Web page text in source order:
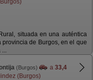
situada en una auténtica
provincia de Burgos, en el que
...
(Burgos) a 33,4
(Burgos)